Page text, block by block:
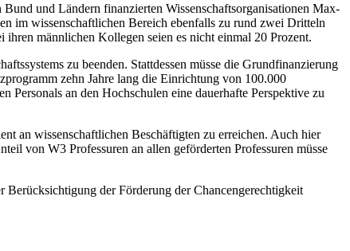
und Ländern finanzierten Wissenschaftsorganisationen Max-
im wissenschaftlichen Bereich ebenfalls zu rund zwei Dritteln
männlichen Kollegen seien es nicht einmal 20 Prozent.
zu beenden. Stattdessen müsse die Grundfinanzierung
zehn Jahre lang die Einrichtung von 100.000
Personals an den Hochschulen eine dauerhafte Perspektive zu
an wissenschaftlichen Beschäftigten zu erreichen. Auch hier
von W3 Professuren an allen geförderten Professuren müsse
Berücksichtigung der Förderung der Chancengerechtigkeit